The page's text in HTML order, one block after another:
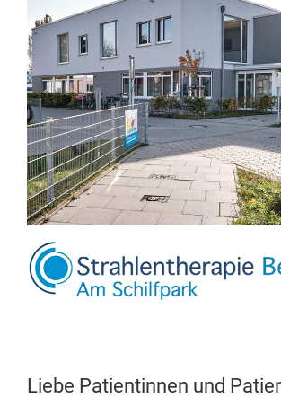
Liebe Patientinnen und